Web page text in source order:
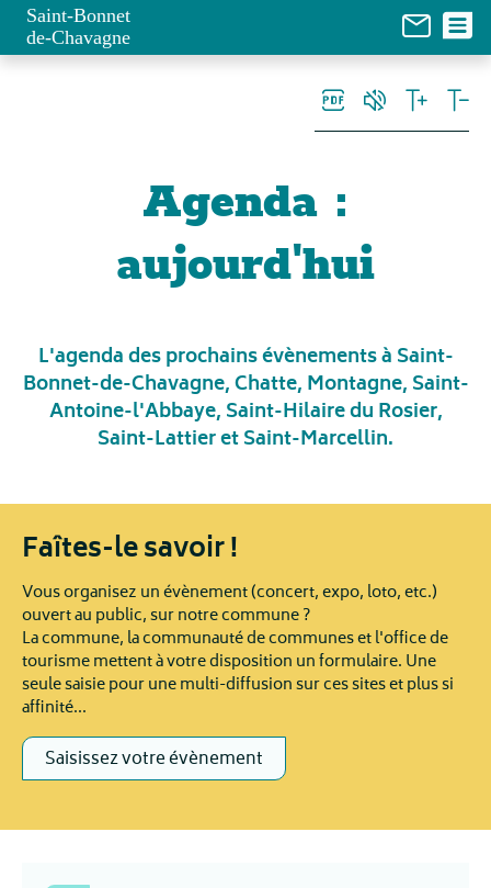
Saint-Bonnet
de-Chavagne
Agenda :
aujourd'hui
L'agenda des prochains évènements à Saint-
Bonnet-de-Chavagne, Chatte, Montagne, Saint-
Antoine-l'Abbaye, Saint-Hilaire du Rosier,
Saint-Lattier et Saint-Marcellin.
Faîtes-le savoir !
Vous organisez un évènement (concert, expo, loto, etc.)
ouvert au public, sur notre commune ?
La commune, la communauté de communes et l'office de
tourisme mettent à votre disposition un formulaire. Une
seule saisie pour une multi-diffusion sur ces sites et plus si
affinité...
Saisissez votre évènement
Panneau de gestion des cookies